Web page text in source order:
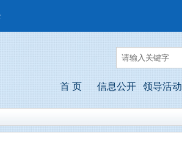
首 页 信息公开 领导活动